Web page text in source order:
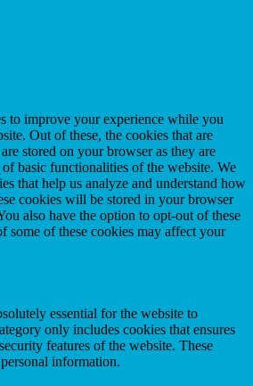
to improve your experience while you
Out of these, the cookies that are
stored on your browser as they are
basic functionalities of the website. We
that help us analyze and understand how
cookies will be stored in your browser
also have the option to opt-out of these
some of these cookies may affect your
essential for the website to
only includes cookies that ensures
features of the website. These
information.